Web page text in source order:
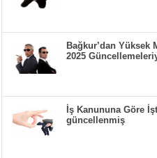
Bağkur’dan Yüksek
2025
İş Kanununa Göre
güncellenmiş